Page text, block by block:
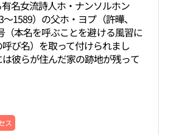
名女流詩人ホ・ナンソルホン
～1589）の父ホ・ヨプ（許曄、
（本名を呼ぶことを避ける風習に
び名）を取って付けられまし
彼らが住んだ家の跡地が残って
ス